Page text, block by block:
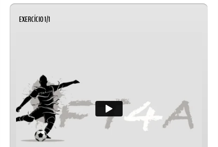
EXERCÍCIO 1/1